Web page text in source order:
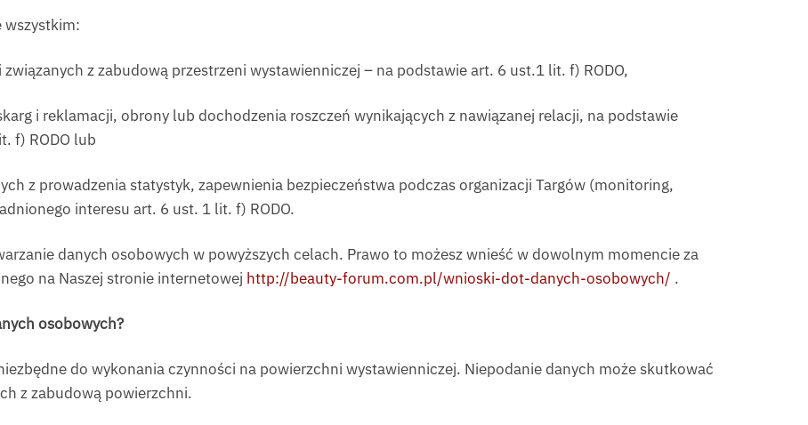
wszystkim:
z zabudową przestrzeni wystawienniczej – na podstawie art. 6 ust.1 lit. f) RODO,
i reklamacji, obrony lub dochodzenia roszczeń wynikających z nawiązanej relacji, na podstawie
f) RODO lub
z prowadzenia statystyk, zapewnienia bezpieczeństwa podczas organizacji Targów (monitoring,
interesu art. 6 ust. 1 lit. f) RODO.
danych osobowych w powyższych celach. Prawo to możesz wnieść w dowolnym momencie za
na Naszej stronie internetowej http://beauty-forum.com.pl/wnioski-dot-danych-osobowych/ .
osobowych?
do wykonania czynności na powierzchni wystawienniczej. Niepodanie danych może skutkować
z zabudową powierzchni.